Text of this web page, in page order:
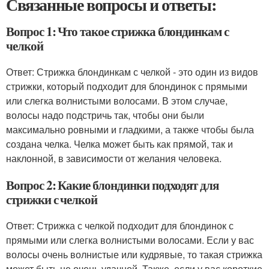
Вопрос 1: Что такое стрижка блондинкам с
челкой
Ответ: Стрижка блондинкам с челкой - это один из видов
стрижки, который подходит для блондинок с прямыми
или слегка волнистыми волосами. В этом случае,
волосы надо подстричь так, чтобы они были
максимально ровными и гладкими, а также чтобы была
создана челка. Челка может быть как прямой, так и
наклонной, в зависимости от желания человека.
Вопрос 2: Какие блондинки подходят для
стрижки с челкой
Ответ: Стрижка с челкой подходит для блондинок с
прямыми или слегка волнистыми волосами. Если у вас
волосы очень волнистые или кудрявые, то такая стрижка